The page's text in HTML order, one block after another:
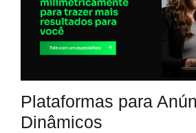
Plataformas para
Dinâmicos